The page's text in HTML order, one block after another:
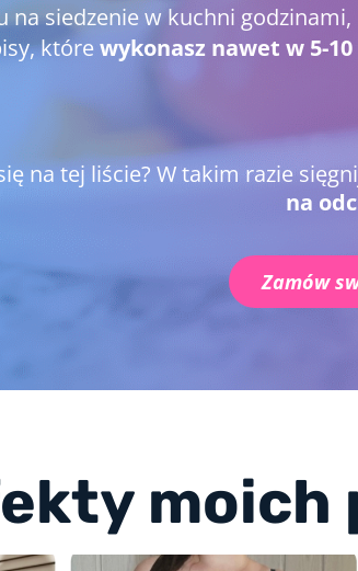
na siedzenie w kuchni godzinami,
którewykonasz nawet w 5-10
na tej liście? W takim razie
na
Zamów
moich